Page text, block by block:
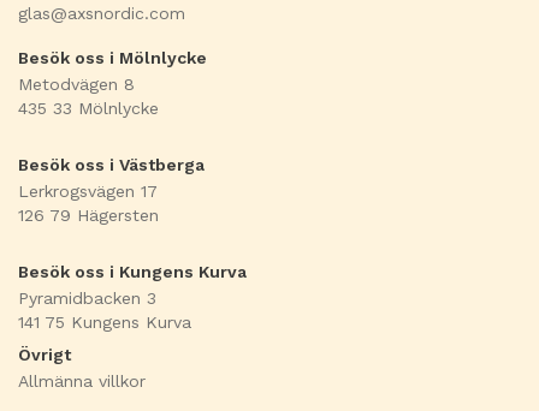
glas@axsnordic.com
Besök oss i Mölnlycke
Metodvägen 8
435 33 Mölnlycke
Besök oss i Västberga
Lerkrogsvägen 17
126 79 Hägersten
Besök oss i Kungens Kurva
Pyramidbacken 3
141 75 Kungens Kurva
Övrigt
Allmänna villkor